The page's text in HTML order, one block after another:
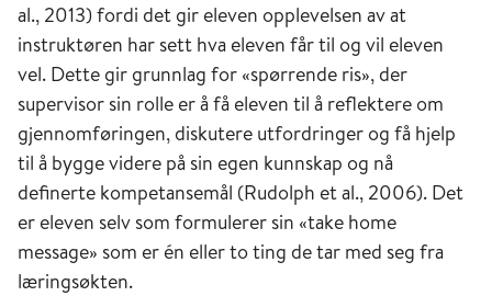
al., 2013) fordi det gir eleven opplevelsen av at
instruktøren har sett hva eleven får til og vil eleven
vel. Dette gir grunnlag for «spørrende ris», der
supervisor sin rolle er å få eleven til å reflektere om
gjennomføringen, diskutere utfordringer og få hjelp
til å bygge videre på sin egen kunnskap og nå
definerte kompetansemål (Rudolph et al., 2006). Det
er eleven selv som formulerer sin «take home
message» som er én eller to ting de tar med seg fra
læringsøkten.